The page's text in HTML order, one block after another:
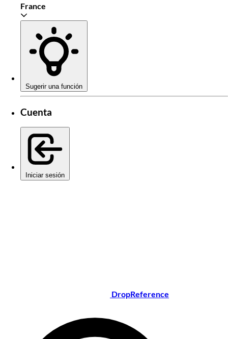
France
Sugerir una función
Cuenta
Iniciar sesión
DropReference